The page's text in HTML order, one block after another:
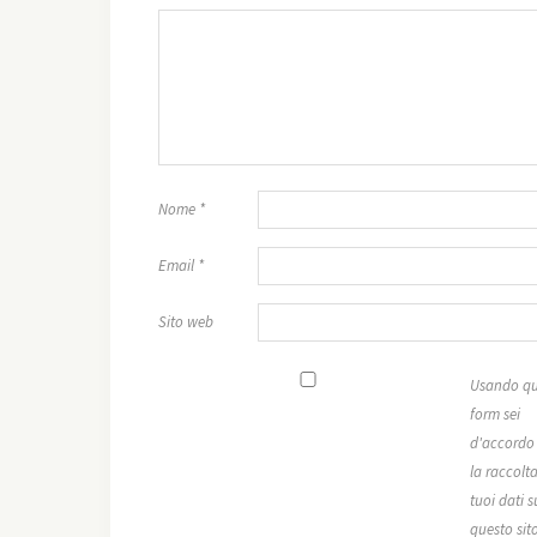
Nome *
Email *
Sito web
Usando
form sei
d'accordo
la
tuoi dati
questo sito